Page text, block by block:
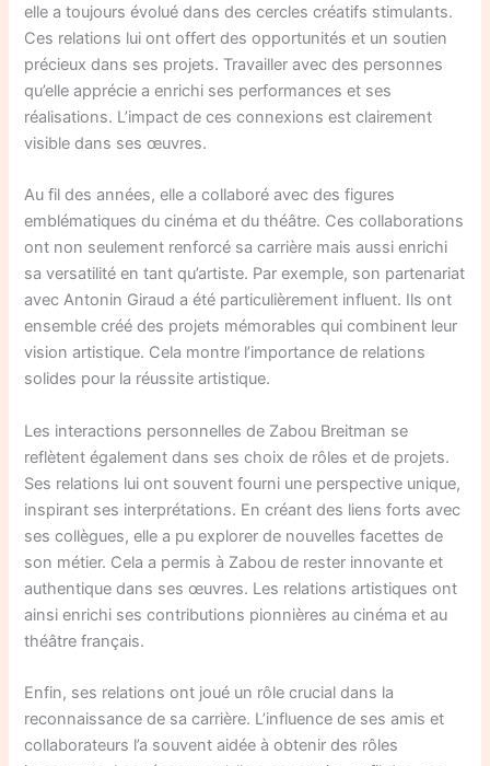
elle a toujours évolué dans des cercles créatifs stimulants.
Ces relations lui ont offert des opportunités et un soutien
précieux dans ses projets. Travailler avec des personnes
qu’elle apprécie a enrichi ses performances et ses
réalisations. L’impact de ces connexions est clairement
visible dans ses œuvres.
Au fil des années, elle a collaboré avec des figures
emblématiques du cinéma et du théâtre. Ces collaborations
ont non seulement renforcé sa carrière mais aussi enrichi
sa versatilité en tant qu’artiste. Par exemple, son partenariat
avec Antonin Giraud a été particulièrement influent. Ils ont
ensemble créé des projets mémorables qui combinent leur
vision artistique. Cela montre l’importance de relations
solides pour la réussite artistique.
Les interactions personnelles de Zabou Breitman se
reflètent également dans ses choix de rôles et de projets.
Ses relations lui ont souvent fourni une perspective unique,
inspirant ses interprétations. En créant des liens forts avec
ses collègues, elle a pu explorer de nouvelles facettes de
son métier. Cela a permis à Zabou de rester innovante et
authentique dans ses œuvres. Les relations artistiques ont
ainsi enrichi ses contributions pionnières au cinéma et au
théâtre français.
Enfin, ses relations ont joué un rôle crucial dans la
reconnaissance de sa carrière. L’influence de ses amis et
collaborateurs l’a souvent aidée à obtenir des rôles